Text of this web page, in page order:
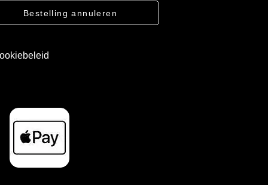
Bestelling annuleren